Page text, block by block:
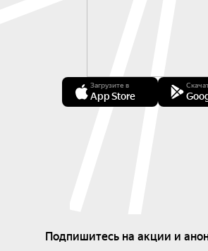
Загрузите в
App Store
Подпишитесь на акции и